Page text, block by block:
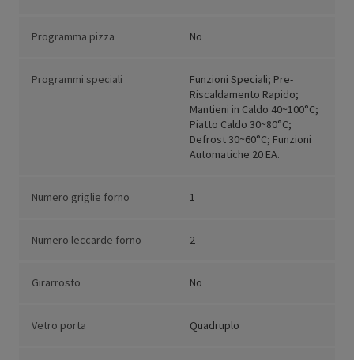
Programma pizza No
Programmi speciali
Funzioni Speciali; Pre-
Riscaldamento Rapido;
Mantieni in Caldo 40~100°C;
Piatto Caldo 30~80°C;
Defrost 30~60°C; Funzioni
Automatiche 20 EA.
Numero griglie forno 1
Numero leccarde forno 2
Girarrosto No
Vetro porta Quadruplo